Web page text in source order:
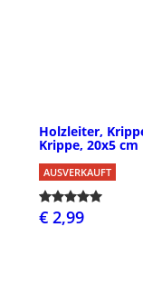
Holzleiter,
Krippe, 20x5 cm
AUSVERKAUFT
€ 2,99